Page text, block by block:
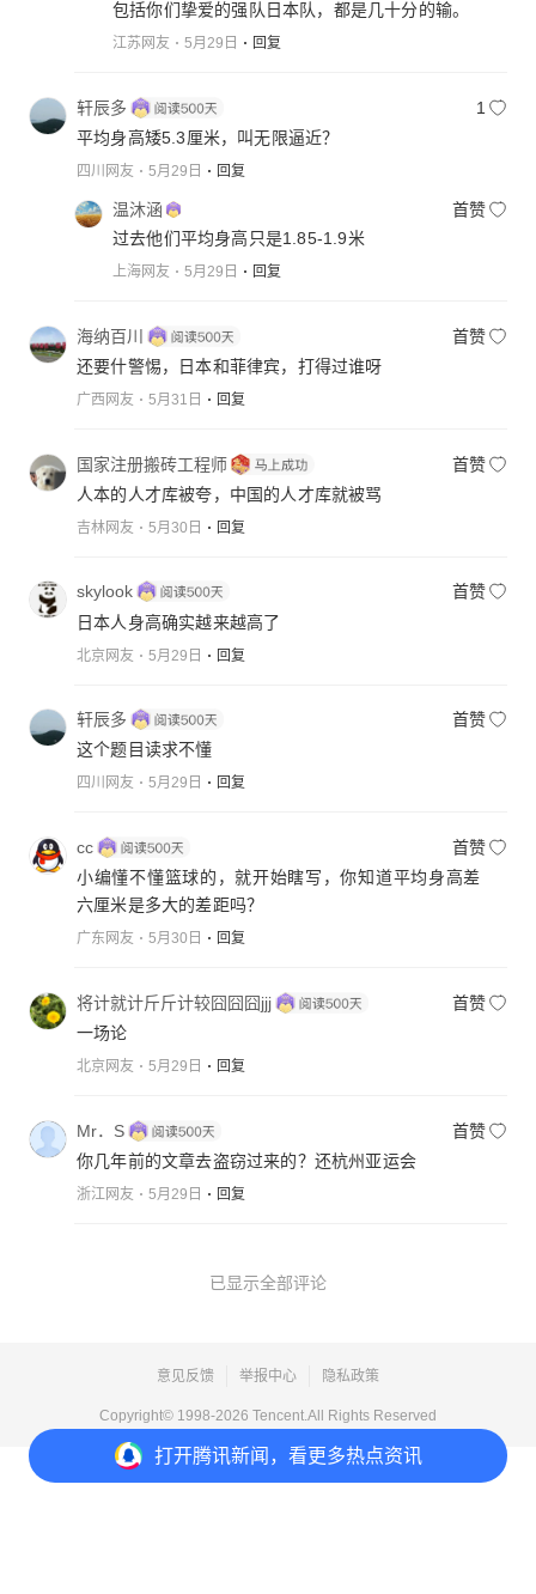
打开腾讯新闻，看更多热点资讯
包括你们挚爱的强队日本队，都是几十分的输。
江苏网友 5月29日 回复
轩辰多
1
平均身高矮5.3厘米，叫无限逼近？
四川网友 5月29日 回复
温沐涵
首赞
过去他们平均身高只是1.85-1.9米
上海网友 5月29日 回复
海纳百川
首赞
还要什警惕，日本和菲律宾，打得过谁呀
广西网友 5月31日 回复
国家注册搬砖工程师
首赞
人本的人才库被夸，中国的人才库就被骂
吉林网友 5月30日 回复
skylook
首赞
日本人身高确实越来越高了
北京网友 5月29日 回复
轩辰多
首赞
这个题目读求不懂
四川网友 5月29日 回复
cc
首赞
小编懂不懂篮球的，就开始瞎写，你知道平均身高差
六厘米是多大的差距吗？
广东网友 5月30日 回复
将计就计斤斤计较囧囧囧jjj
首赞
一场论
北京网友 5月29日 回复
Mr．S
首赞
你几年前的文章去盗窃过来的？还杭州亚运会
浙江网友 5月29日 回复
已显示全部评论
意见反馈 举报中心 隐私政策
Copyright© 1998-2026 Tencent.All Rights Reserved